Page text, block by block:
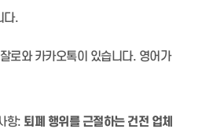
다.
로와 카카오톡이 있습니다. 영어가
항: 퇴폐 행위를 근절하는 건전 업체